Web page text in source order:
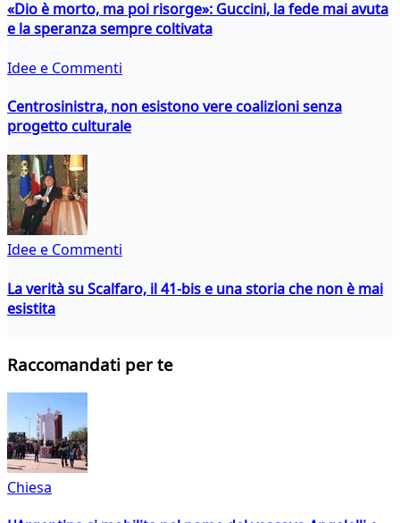
«Dio è morto, ma poi risorge»: Guccini, la fede mai avuta
e la speranza sempre coltivata
Idee e Commenti
Centrosinistra, non esistono vere coalizioni senza
progetto culturale
Idee e Commenti
La verità su Scalfaro, il 41-bis e una storia che non è mai
esistita
Raccomandati per te
Chiesa